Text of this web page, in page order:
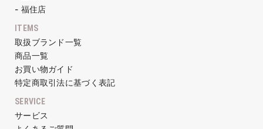
- 福住店
ITEMS
取扱ブランド一覧
商品一覧
お買い物ガイド
特定商取引法に基づく表記
SERVICE
サービス